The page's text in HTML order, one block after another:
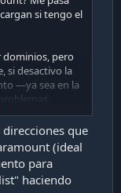
si tengo el
dominios, pero
si desactivo la
—ya sea en la
y no pasa que
(ideal
para
haciendo